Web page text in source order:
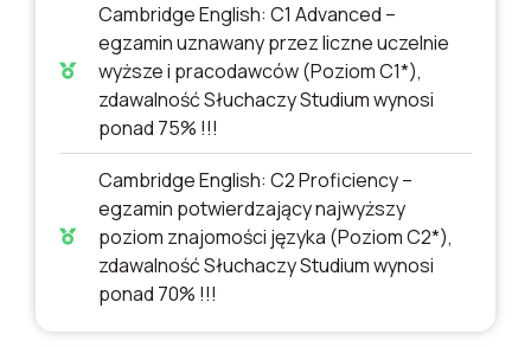
Cambridge English: C1 Advanced –
egzamin uznawany przez liczne uczelnie
wyższe i pracodawców (Poziom C1*),
zdawalność Słuchaczy Studium wynosi
ponad 75% !!!
Cambridge English: C2 Proficiency –
egzamin potwierdzający najwyższy
poziom znajomości języka (Poziom C2*),
zdawalność Słuchaczy Studium wynosi
ponad 70% !!!